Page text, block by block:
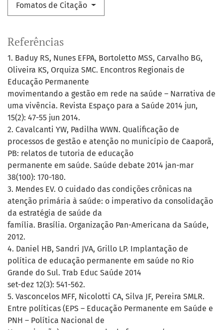
Fomatos de Citação
Referências
1. Baduy RS, Nunes EFPA, Bortoletto MSS, Carvalho BG,
Oliveira KS, Orquiza SMC. Encontros Regionais de
Educação Permanente
movimentando a gestão em rede na saúde – Narrativa de
uma vivência. Revista Espaço para a Saúde 2014 jun,
15(2): 47-55 jun 2014.
2. Cavalcanti YW, Padilha WWN. Qualificação de
processos de gestão e atenção no município de Caaporã,
PB: relatos de tutoria de educação
permanente em saúde. Saúde debate 2014 jan-mar
38(100): 170-180.
3. Mendes EV. O cuidado das condições crônicas na
atenção primária à saúde: o imperativo da consolidação
da estratégia de saúde da
família. Brasília. Organização Pan-Americana da Saúde,
2012.
4. Daniel HB, Sandri JVA, Grillo LP. Implantação de
política de educação permanente em saúde no Rio
Grande do Sul. Trab Educ Saúde 2014
set-dez 12(3): 541-562.
5. Vasconcelos MFF, Nicolotti CA, Silva JF, Pereira SMLR.
Entre políticas (EPS – Educação Permanente em Saúde e
PNH – Política Nacional de